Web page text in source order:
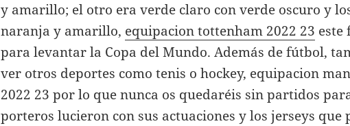
y amarillo; el otro era verde claro con verde oscuro y
naranja y amarillo, equipacion tottenham 2022 23 este
para levantar la Copa del Mundo. Además de fútbol,
ver otros deportes como tenis o hockey, equipacion
2022 23 por lo que nunca os quedaréis sin partidos
porteros lucieron con sus actuaciones y los jerseys que